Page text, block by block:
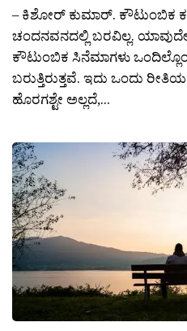
– ಕಿಶೋರ್ ಕುಮಾರ್. ಕೌಟುಂಬಿಕ
ಚಂದನವನದಲ್ಲಿ ಬರವಿಲ್ಲ.
ಕೌಟುಂಬಿಕ ಸಿನೆಮಾಗಳು
ಬರುತ್ತಿರುತ್ತವೆ. ಇದು ಒಂದು
ಹೊರಗಶ್ಟೇ ಅಲ್ಲದೆ,...